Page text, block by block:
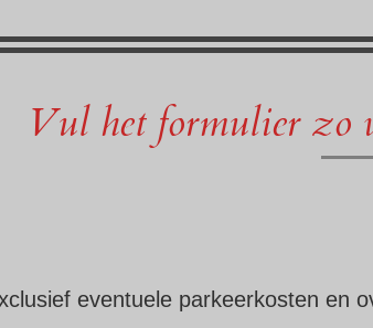
Vul het formulier zo
eventuele parkeerkosten en